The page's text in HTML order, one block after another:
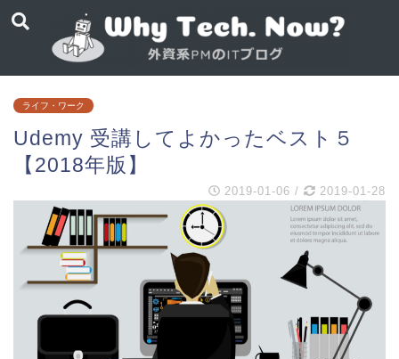
ライフ・ワーク
Udemy 受講してよかったベスト５
【2018年版】
2019-01-06 / 2019-01-28